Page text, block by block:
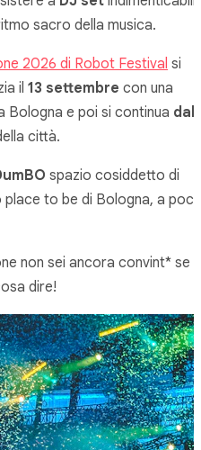
sacro della musica.
2026 di Robot Festival si
il 13 settembre con una
Bologna e poi si continua dal
città.
spazio cosiddetto di
place to be di Bologna, a
non sei ancora convint* se
dire!